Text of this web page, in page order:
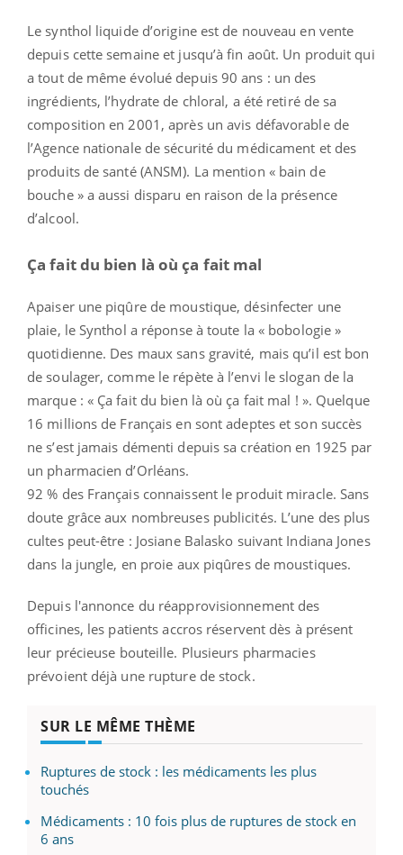
Le synthol liquide d’origine est de nouveau en vente
depuis cette semaine et jusqu’à fin août. Un produit qui
a tout de même évolué depuis 90 ans : un des
ingrédients, l’hydrate de chloral, a été retiré de sa
composition en 2001, après un avis défavorable de
l’Agence nationale de sécurité du médicament et des
produits de santé (ANSM). La mention « bain de
bouche » a aussi disparu en raison de la présence
d’alcool.
Ça fait du bien là où ça fait mal
Apaiser une piqûre de moustique, désinfecter une
plaie, le Synthol a réponse à toute la « bobologie »
quotidienne. Des maux sans gravité, mais qu’il est bon
de soulager, comme le répète à l’envi le slogan de la
marque : « Ça fait du bien là où ça fait mal ! ». Quelque
16 millions de Français en sont adeptes et son succès
ne s’est jamais démenti depuis sa création en 1925 par
un pharmacien d’Orléans.
92 % des Français connaissent le produit miracle. Sans
doute grâce aux nombreuses publicités. L’une des plus
cultes peut-être : Josiane Balasko suivant Indiana Jones
dans la jungle, en proie aux piqûres de moustiques.
Depuis l'annonce du réapprovisionnement des
officines, les patients accros réservent dès à présent
leur précieuse bouteille. Plusieurs pharmacies
prévoient déjà une rupture de stock.
SUR LE MÊME THÈME
Ruptures de stock : les médicaments les plus
touchés
Médicaments : 10 fois plus de ruptures de stock en
6 ans